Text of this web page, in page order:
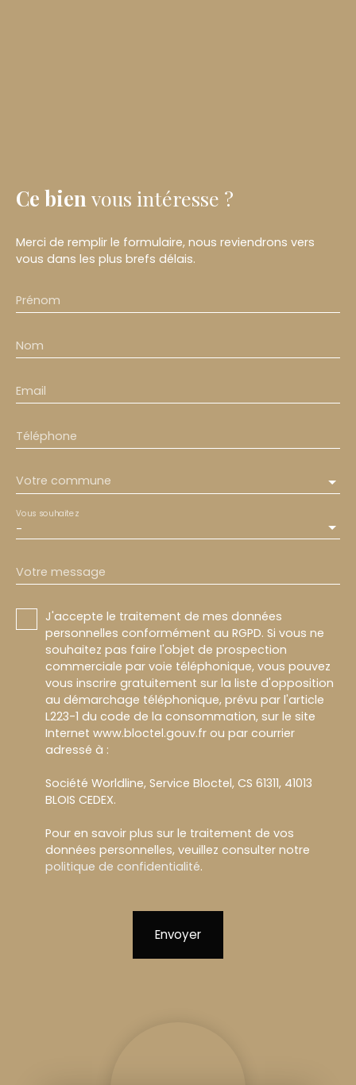
Ce bien vous intéresse ?
Merci de remplir le formulaire, nous reviendrons vers
vous dans les plus brefs délais.
Prénom
Nom
Email
Téléphone
Votre commune
-
Vous souhaitez
Votre message
J'accepte le traitement de mes données
personnelles conformément au RGPD. Si vous ne
souhaitez pas faire l'objet de prospection
commerciale par voie téléphonique, vous pouvez
vous inscrire gratuitement sur la liste d'opposition
au démarchage téléphonique, prévu par l'article
L223-1 du code de la consommation, sur le site
Internet www.bloctel.gouv.fr ou par courrier
adressé à :
Société Worldline, Service Bloctel, CS 61311, 41013
BLOIS CEDEX.
Pour en savoir plus sur le traitement de vos
données personnelles, veuillez consulter notre
politique de confidentialité.
Envoyer